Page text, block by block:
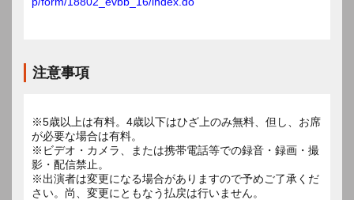
注意事項
※5歳以上は有料。4歳以下はひざ上のみ無料、但し、お席
が必要な場合は有料。
※ビデオ・カメラ、または携帯電話等での録音・録画・撮
影・配信禁止。
※出演者は変更になる場合がありますので予めご了承くだ
さい。尚、変更にともなう払戻は行いません。